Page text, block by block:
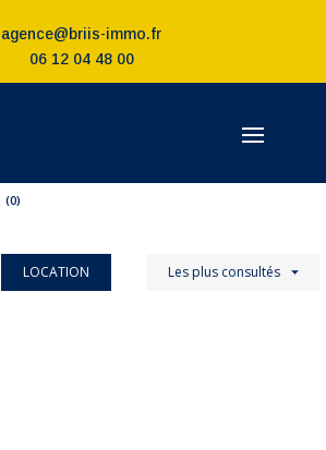
agence@briis-immo.fr
06 12 04 48 00
(0)
LOCATION Les plus consultés